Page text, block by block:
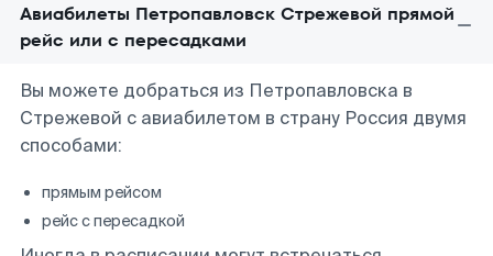
Авиабилеты Петропавловск Стрежевой прямой
рейс или с пересадками
Вы можете добраться из Петропавловска в
Стрежевой с авиабилетом в страну Россия двумя
способами:
прямым рейсом
рейс с пересадкой